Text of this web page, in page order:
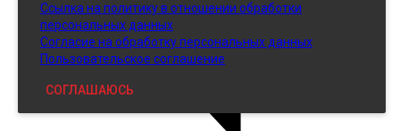
Кожзам
Ссылка на политику в отношении обработки
персональных данных
Согласие на обработку персональных данных
Пользовательское соглашение
СОГЛАШАЮСЬ